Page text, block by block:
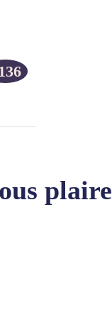
plaire